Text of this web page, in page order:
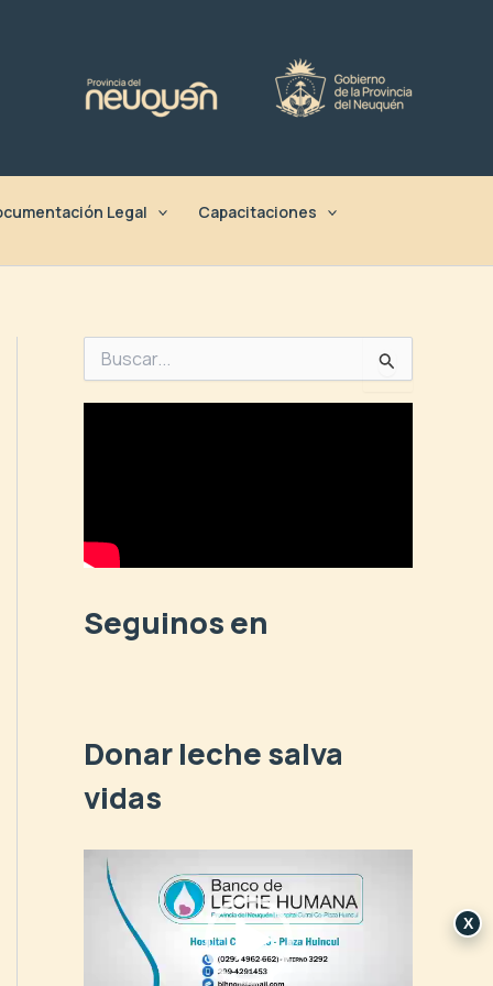
Legal
Capacitaciones
u
s
r
:
Seguinos en
Donar leche salva
vidas
X